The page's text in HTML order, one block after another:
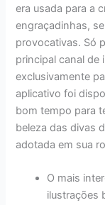
era usada para a
engraçadinhas,
provocativas. Só
principal canal de
exclusivamente
aplicativo foi
bom tempo para
beleza das divas
adotada em sua
O mais
ilustrações